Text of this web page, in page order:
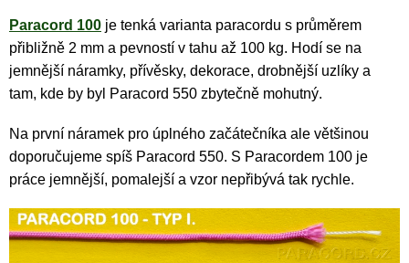
Paracord 100 je tenká varianta paracordu s průměrem
přibližně 2 mm a pevností v tahu až 100 kg. Hodí se na
jemnější náramky, přívěsky, dekorace, drobnější uzlíky a
tam, kde by byl Paracord 550 zbytečně mohutný.
Na první náramek pro úplného začátečníka ale většinou
doporučujeme spíš Paracord 550. S Paracordem 100 je
práce jemnější, pomalejší a vzor nepřibývá tak rychle.